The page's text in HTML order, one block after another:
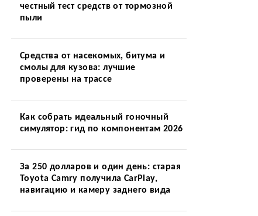
честный тест средств от тормозной
пыли
Средства от насекомых, битума и
смолы для кузова: лучшие
проверены на трассе
Как собрать идеальный гоночный
симулятор: гид по компонентам 2026
За 250 долларов и один день: старая
Toyota Camry получила CarPlay,
навигацию и камеру заднего вида